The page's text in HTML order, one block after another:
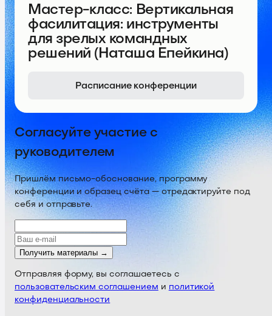
Мастер-класс: Вертикальная
фасилитация: инструменты
для зрелых командных
решений (Наташа Епейкина)
Расписание конференции
Согласуйте участие с
руководителем
Пришлём письмо-обоснование, программу
конференции и образец счёта — отредактируйте под
себя и отправьте.
Получить материалы →
Отправляя форму, вы соглашаетесь с
пользовательским соглашением и политикой
конфиденциальности